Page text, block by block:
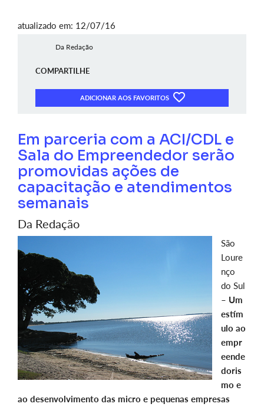
atualizado em: 12/07/16
Da Redação
COMPARTILHE
ADICIONAR AOS FAVORITOS
Em parceria com a ACI/CDL e
Sala do Empreendedor serão
promovidas ações de
capacitação e atendimentos
semanais
Da Redação
São
Loure
nço
do Sul
– Um
estím
ulo ao
empr
eende
doris
mo e
ao desenvolvimento das micro e pequenas empresas